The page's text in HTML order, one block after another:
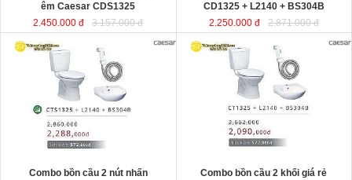
êm Caesar CDS1325
2.450.000 đ
3.157.000 đ
CD1325 + L2140 + BS304B
2.250.000 đ
2.871.000 đ
Combo bồn cầu 2 nút nhấn
Combo bồn cầu 2 khối giá rẻ